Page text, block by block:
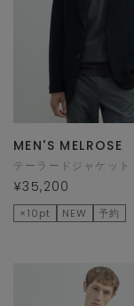
MEN'S MELROSE
テーラードジャケット
¥35,200
×10pt NEW 予約